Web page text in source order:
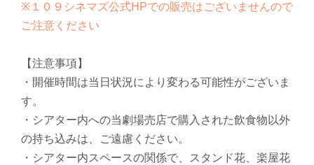
※１０９シネマズ公式HPでの販売はございませんので
ご注意ください
【注意事項】
・開催時間は当日状況により変わる可能性がございま
す。
・シアター内への当劇場売店で購入された飲食物以外
の持ち込みは、ご遠慮ください。
・シアター内スペースの関係で、スタンド花、楽屋花